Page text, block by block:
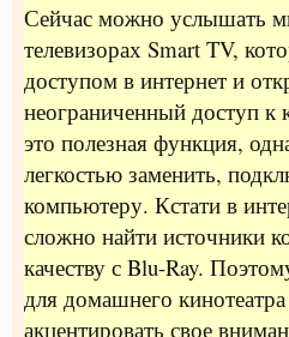
Сейчас можно услышать
телевизорах Smart TV,
доступом в интернет и
неограниченный доступ к
это полезная функция,
легкостью заменить,
компьютеру. Кстати в
сложно найти источники
качеству с Blu-Ray.
для домашнего
акцентировать свое